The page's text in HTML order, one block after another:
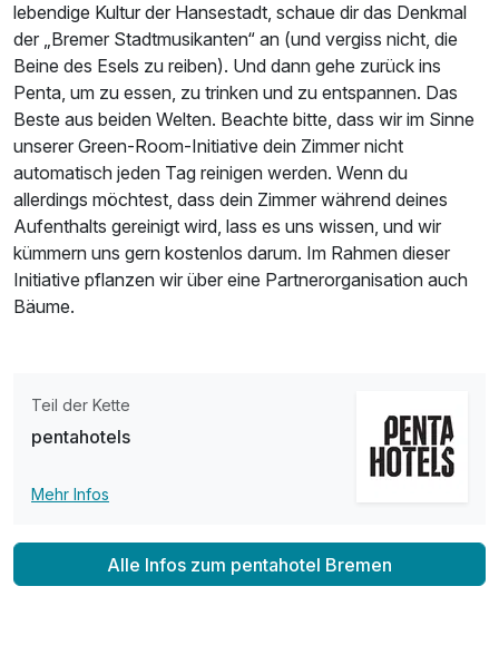
Zusatznächte
Für 3 Tage p.P. ab84,00 €
Doppelzimmer Superior
2 Erwachsene
lebendige Kultur der Hansestadt, schaue dir das Denkmal
der „Bremer Stadtmusikanten“ an (und vergiss nicht, die
Beine des Esels zu reiben). Und dann gehe zurück ins
Penta, um zu essen, zu trinken und zu entspannen. Das
Beste aus beiden Welten. Beachte bitte, dass wir im Sinne
unserer Green-Room-Initiative dein Zimmer nicht
automatisch jeden Tag reinigen werden. Wenn du
allerdings möchtest, dass dein Zimmer während deines
Aufenthalts gereinigt wird, lass es uns wissen, und wir
kümmern uns gern kostenlos darum. Im Rahmen dieser
Initiative pflanzen wir über eine Partnerorganisation auch
Bäume.
Teil der Kette
pentahotels
Mehr Infos
Alle Infos zum pentahotel Bremen